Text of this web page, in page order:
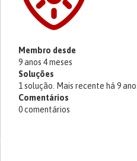
Membro desde
9 anos 4 meses
Soluções
1 solução. Mais recente há 9
Comentários
0 comentários